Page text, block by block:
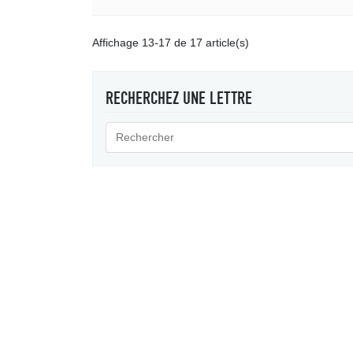
Affichage 13-17 de 17 article(s)
RECHERCHEZ UNE LETTRE